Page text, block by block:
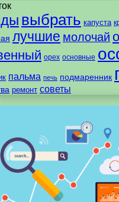
выбрать капуста
лучшие молочай
орех основные
пальма печь подмаренник
ремонт советы